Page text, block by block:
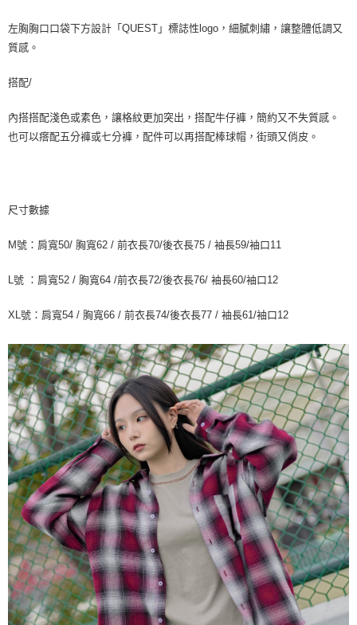
左胸胸口口袋下方設計「QUEST」標誌性logo，細膩刺繡，讓整體低調又
質感。
搭配/
內搭搭配淺色或素色，讓格紋更加突出，搭配牛仔褲，簡約又不失質感。
也可以瘩配五分褲或七分褲，配件可以再搭配棒球帽，街頭又俏皮。
尺寸數據
M號：肩寬50/ 胸寬62 / 前衣長70/後衣長75 / 袖長59/袖口11
L號 ：肩寬52 / 胸寬64 /前衣長72/後衣長76/ 袖長60/袖口12
XL號：肩寬54 / 胸寬66 / 前衣長74/後衣長77 / 袖長61/袖口12